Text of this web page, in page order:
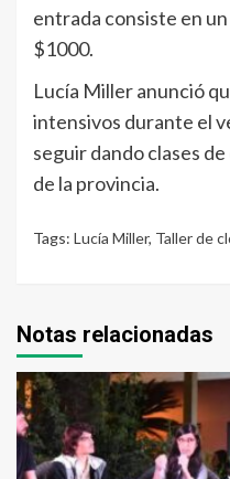
entrada consiste en
$1000.
Lucía Miller anunció
intensivos durante el
seguir dando clases
de la provincia.
Tags: Lucía Miller, Taller de
Notas relacionadas